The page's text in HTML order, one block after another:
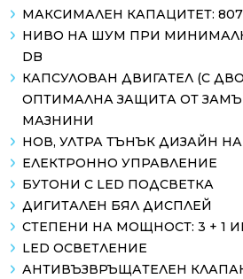
МАКСИМАЛЕН КАПАЦИТЕТ:
НИВО НА ШУМ ПРИ
DB
КАПСУЛОВАН ДВИГАТЕЛ (С
ОПТИМАЛНА ЗАЩИТА ОТ
МАЗНИНИ
НОВ, УЛТРА ТЪНЪК ДИЗАЙН
ЕЛЕКТРОННО УПРАВЛЕНИЕ
БУТОНИ С LED ПОДСВЕТКА
ДИГИТАЛЕН БЯЛ ДИСПЛЕЙ
СТЕПЕНИ НА МОЩНОСТ: 3 + 1
LED ОСВЕТЛЕНИЕ
АНТИВЪЗВРЪЩАТЕЛЕН